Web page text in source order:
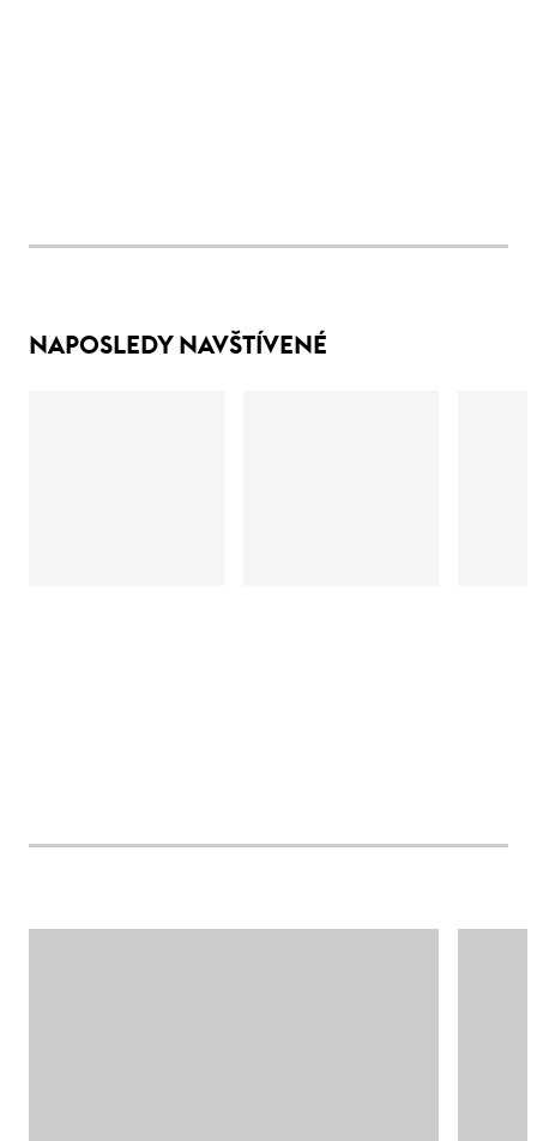
NAPOSLEDY NAVŠTÍVENÉ